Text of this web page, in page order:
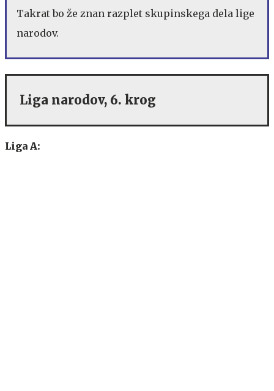
Takrat bo že znan razplet skupinskega dela lige
narodov.
Liga narodov, 6. krog
Liga A: